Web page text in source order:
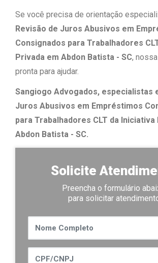
Se você precisa de orientação
Revisão de Juros Abusivos em
Consignados para Trabalhadores
Privada em Abdon Batista - SC,
pronta para ajudar.
Sangiogo Advogados, especialistas
Juros Abusivos em Empréstimos
para Trabalhadores CLT da Iniciativa
Abdon Batista - SC.
Solicite
Preencha o formulário
para solicitar